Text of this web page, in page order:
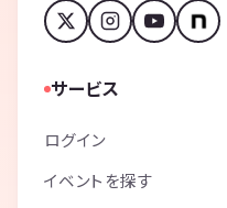
サービス
ログイン
イベントを探す